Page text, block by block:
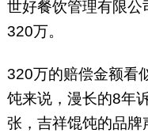
世好餐饮管理有限
320万。
320万的赔偿金额看
饨来说，漫长的8年
张，吉祥馄饨的品